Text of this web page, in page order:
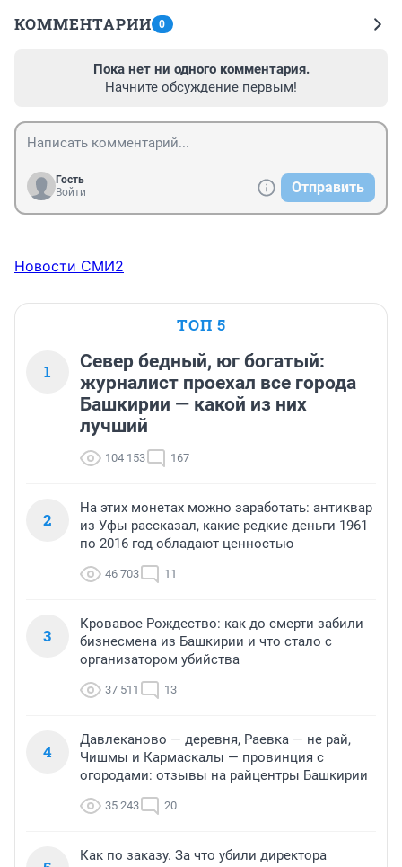
КОММЕНТАРИИ 0
Пока нет ни одного комментария.
Начните обсуждение первым!
Гость
Войти
Отправить
Новости СМИ2
ТОП 5
1
Север бедный, юг богатый:
журналист проехал все города
Башкирии — какой из них
лучший
104 153 167
2
На этих монетах можно заработать: антиквар
из Уфы рассказал, какие редкие деньги 1961
по 2016 год обладают ценностью
46 703 11
3
Кровавое Рождество: как до смерти забили
бизнесмена из Башкирии и что стало с
организатором убийства
37 511 13
4
Давлеканово — деревня, Раевка — не рай,
Чишмы и Кармаскалы — провинция с
огородами: отзывы на райцентры Башкирии
35 243 20
Как по заказу. За что убили директора